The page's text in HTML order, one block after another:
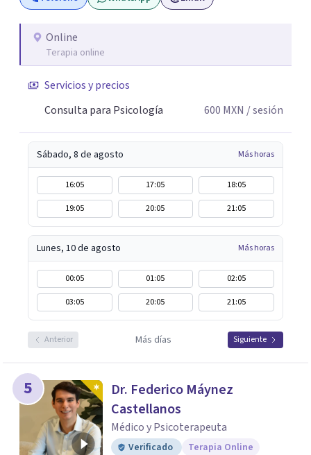
Online
Terapia online
Servicios y precios
Consulta para Psicología
600 MXN / sesión
Sábado, 8 de agosto Más horas
16:05 17:05
18:05
19:05
20:05 21:05
Lunes, 10 de agosto Más horas
00:05 01:05
02:05
03:05
20:05 21:05
Anterior Más días Siguiente
5
Dr. Federico Máynez
Castellanos
Médico y Psicoterapeuta
Verificado Terapia Online